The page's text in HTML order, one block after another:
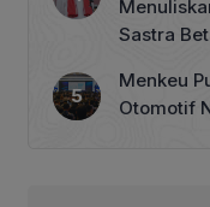
Sastra
Menkeu
Otomotif